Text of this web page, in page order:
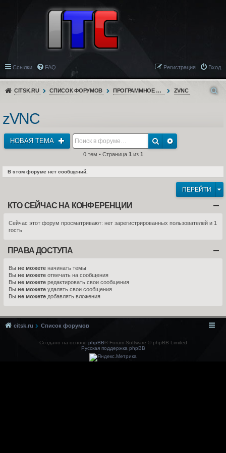
Ссылки FAQ Вход
Регистрация
CITSK.RU СПИСОК ФОРУМОВ ПРОГРАММНОЕ ОБЕСПЕЧЕНИЕ ZVNC
zVNC
НОВАЯ ТЕМА
0 тем • Страница 1 из 1
В этом форуме нет сообщений.
ПЕРЕЙТИ
КТО СЕЙЧАС НА КОНФЕРЕНЦИИ
Сейчас этот форум просматривают: нет зарегистрированных пользователей и 1
гость
ПРАВА ДОСТУПА
Вы не можете начинать темы
Вы не можете отвечать на сообщения
Вы не можете редактировать свои сообщения
Вы не можете удалять свои сообщения
Вы не можете добавлять вложения
citsk.ru Список форумов
Создано на основе phpBB® Forum Software © phpBB Limited
Русская поддержка phpBB